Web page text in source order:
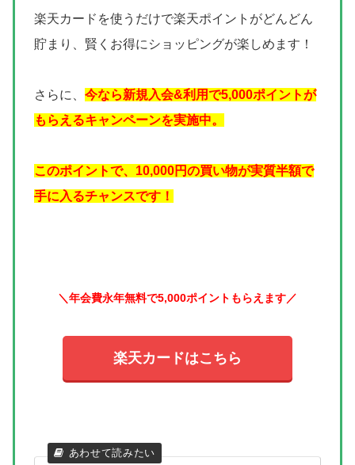
楽天カードを使うだけで楽天ポイントがどんどん
貯まり、賢くお得にショッピングが楽しめます！
さらに、 今なら新規入会&利用で5,000ポイントが
もらえるキャンペーンを実施中。
このポイントで、10,000円の買い物が実質半額で
手に入るチャンスです！
＼年会費永年無料で5,000ポイントもらえます／
楽天カードはこちら